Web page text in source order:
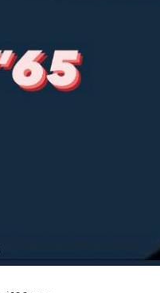
posizione nella categoria
con la tabella juniores,
alle 23^.
personale. Nei 50 farfalla
PB (2’05″49), mentre la